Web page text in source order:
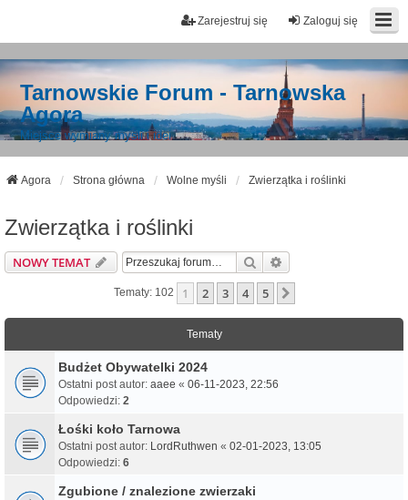
Zaloguj się
Zarejestruj się
Tarnowskie Forum - Tarnowska
Agora
Miejsce wymiany myśli i idei
Agora Strona główna Wolne myśli Zwierzątka i roślinki
Zwierzątka i roślinki
NOWY TEMAT Szukaj
Tematy: 102 1 2 3 4 5
Tematy
Budżet Obywatelki 2024
Ostatni post autor: aaee « 06-11-2023, 22:56
Odpowiedzi: 2
Łośki koło Tarnowa
Ostatni post autor: LordRuthwen « 02-01-2023, 13:05
Odpowiedzi: 6
Zgubione / znalezione zwierzaki